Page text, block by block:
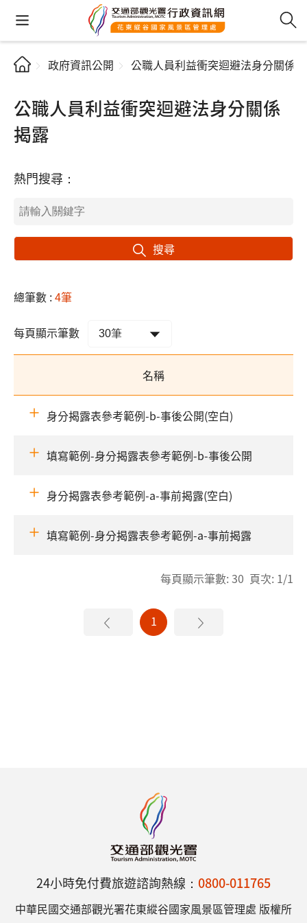
政府資訊公開 公職人員利益衝突迴避法身分關係
公職人員利益衝突迴避法身分關係
揭露
熱門搜尋：
搜尋
總筆數 :4筆
每頁顯示筆數
名稱
身分揭露表參考範例-b-事後公開(空白)
填寫範例-身分揭露表參考範例-b-事後公開
身分揭露表參考範例-a-事前揭露(空白)
填寫範例-身分揭露表參考範例-a-事前揭露
每頁顯示筆數: 30 頁次: 1/1
1
24小時免付費旅遊諮詢熱線： 0800-011765
中華民國交通部觀光署花東縱谷國家風景區管理處 版權所